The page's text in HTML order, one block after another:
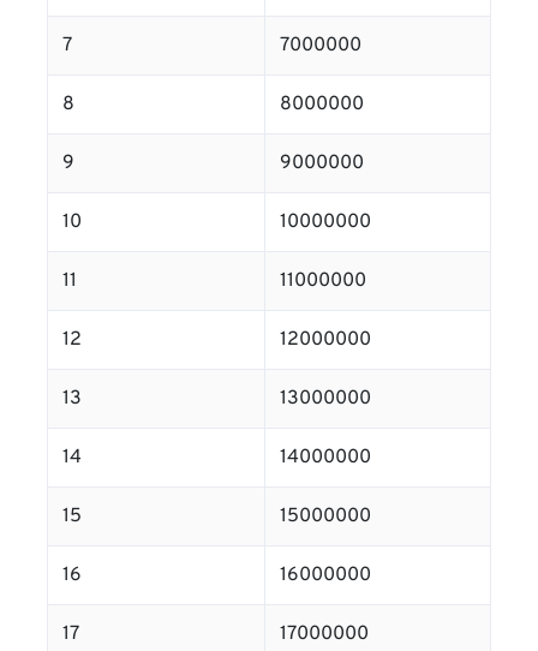
7 7000000
8 8000000
9 9000000
10 10000000
11 11000000
12 12000000
13 13000000
14 14000000
15 15000000
16 16000000
17 17000000